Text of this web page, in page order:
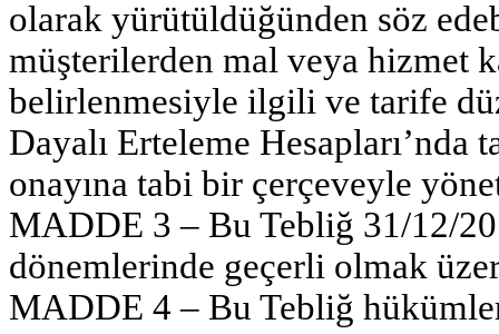
olarak yürütüldüğünden söz
müşterilerden mal veya hizmet
belirlenmesiyle ilgili ve tarife
Dayalı Erteleme Hesapları’nda
onayına tabi bir çerçeveyle
MADDE 3 – Bu Tebliğ 31/12/
dönemlerinde geçerli olmak
MADDE 4 – Bu Tebliğ